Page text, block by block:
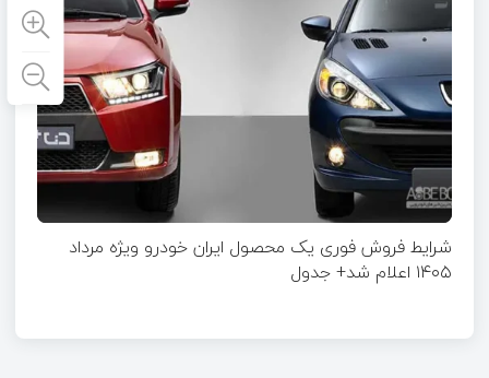
شرایط فروش فوری یک محصول ایران خودرو ویژه مرداد
۱۴۰۵ اعلام شد+ جدول